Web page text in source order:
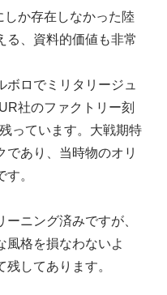
か存在しなかった陸
る、資料的価値も非常
ボロでミリタリージュ
社のファクトリー刻
っています。大戦期特
であり、当時物のオリ
。
ニング済みですが、
風格を損なわないよ
してあります。